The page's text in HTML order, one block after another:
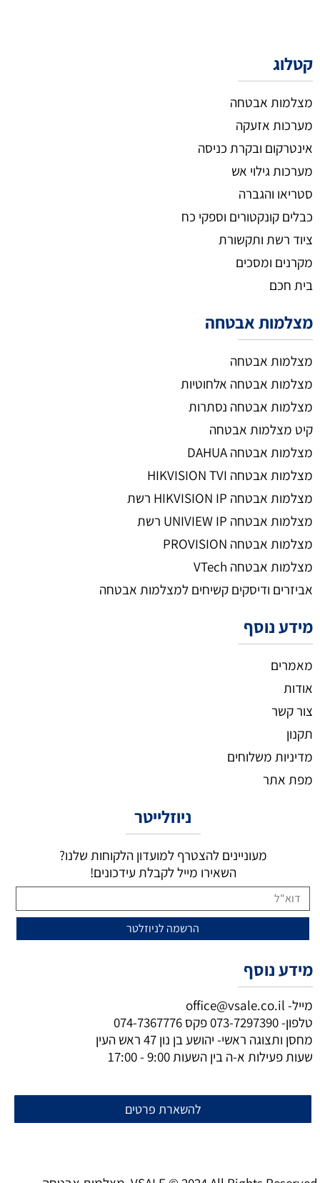
קטלוג
מצלמות אבטחה
מערכות אזעקה
אינטרקום ובקרת כניסה
מערכות גילוי אש
סטריאו והגברה
כבלים קונקטורים וספקי כח
ציוד רשת ותקשורת
מקרנים ומסכים
בית חכם
מצלמות אבטחה
מצלמות אבטחה
מצלמות אבטחה אלחוטיות
מצלמות אבטחה נסתרות
קיט מצלמות אבטחה
מצלמות אבטחה DAHUA
מצלמות אבטחה HIKVISION TVI
מצלמות אבטחה HIKVISION IP רשת
מצלמות אבטחה UNIVIEW IP רשת
מצלמות אבטחה PROVISION
מצלמות אבטחה VTech
אביזרים ודיסקים קשיחים למצלמות אבטחה
מידע נוסף
מאמרים
אודות
צור קשר
תקנון
מדיניות משלוחים
מפת אתר
ניוזלייטר
מעוניינים להצטרף למועדון הלקוחות שלנו?
השאירו מייל לקבלת עידכונים!
מידע נוסף
מייל- office@vsale.co.il
טלפון-073-7297390פקס 074-7367776
מחסן ותצוגה ראשי- יהושע בן נון 47 ראש העין
שעות פעילות א-ה בין השעות 9:00 - 17:00
להשארת פרטים